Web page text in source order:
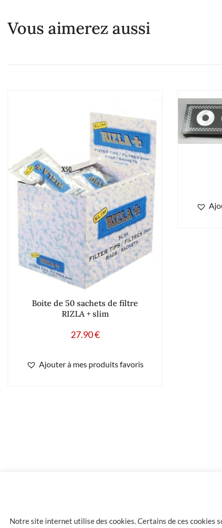
Vous aimerez aussi
Boite de 50 sachets de filtre
RIZLA + slim
27.90€
Ajouter à mes produits favoris
Notre site internet utilise des cookies. Certains de ces cookies